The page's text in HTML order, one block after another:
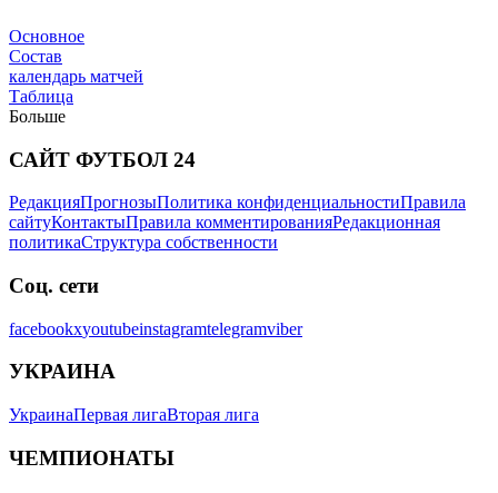
Трансферы
Новости
Основное
Состав
календарь матчей
Таблица
Больше
САЙТ ФУТБОЛ 24
РедакцияПрогнозыПолитика конфиденциальностиПравила
сайтуКонтактыПравила комментированияРедакционная
политикаСтруктура собственности
Соц. сети
facebookxyoutubeinstagramtelegramviber
УКРАИНА
УкраинаПервая лигаВторая лига
ЧЕМПИОНАТЫ